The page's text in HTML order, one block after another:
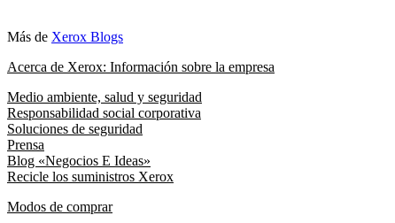
Más de Xerox Blogs
Acerca de Xerox: Información sobre la empresa
Medio ambiente, salud y seguridad
Responsabilidad social corporativa
Soluciones de seguridad
Prensa
Blog «Negocios E Ideas»
Recicle los suministros Xerox
Modos de comprar